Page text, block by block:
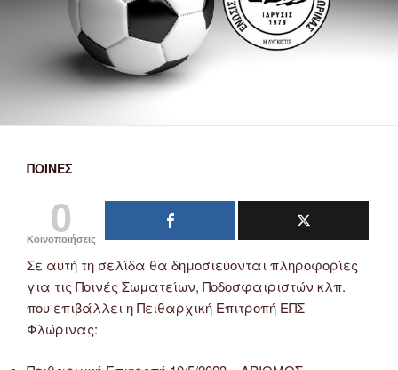
ΠΟΙΝΈΣ
0
Κοινοποιήσεις
Σε αυτή τη σελίδα θα δημοσιεύονται πληροφορίες
για τις Ποινές Σωματείων, Ποδοσφαιριστών κλπ.
που επιβάλλει η Πειθαρχική Επιτροπή ΕΠΣ
Φλώρινας: